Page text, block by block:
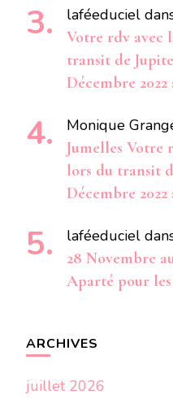
laféeduciel
Votre rdv avec
transit de
Décembre 2022
Monique
Jumelles Votre
lors du transit
Décembre 2022
laféeduciel
28 Novembre
Aparté pour les
ARCHIVES
juillet 2026